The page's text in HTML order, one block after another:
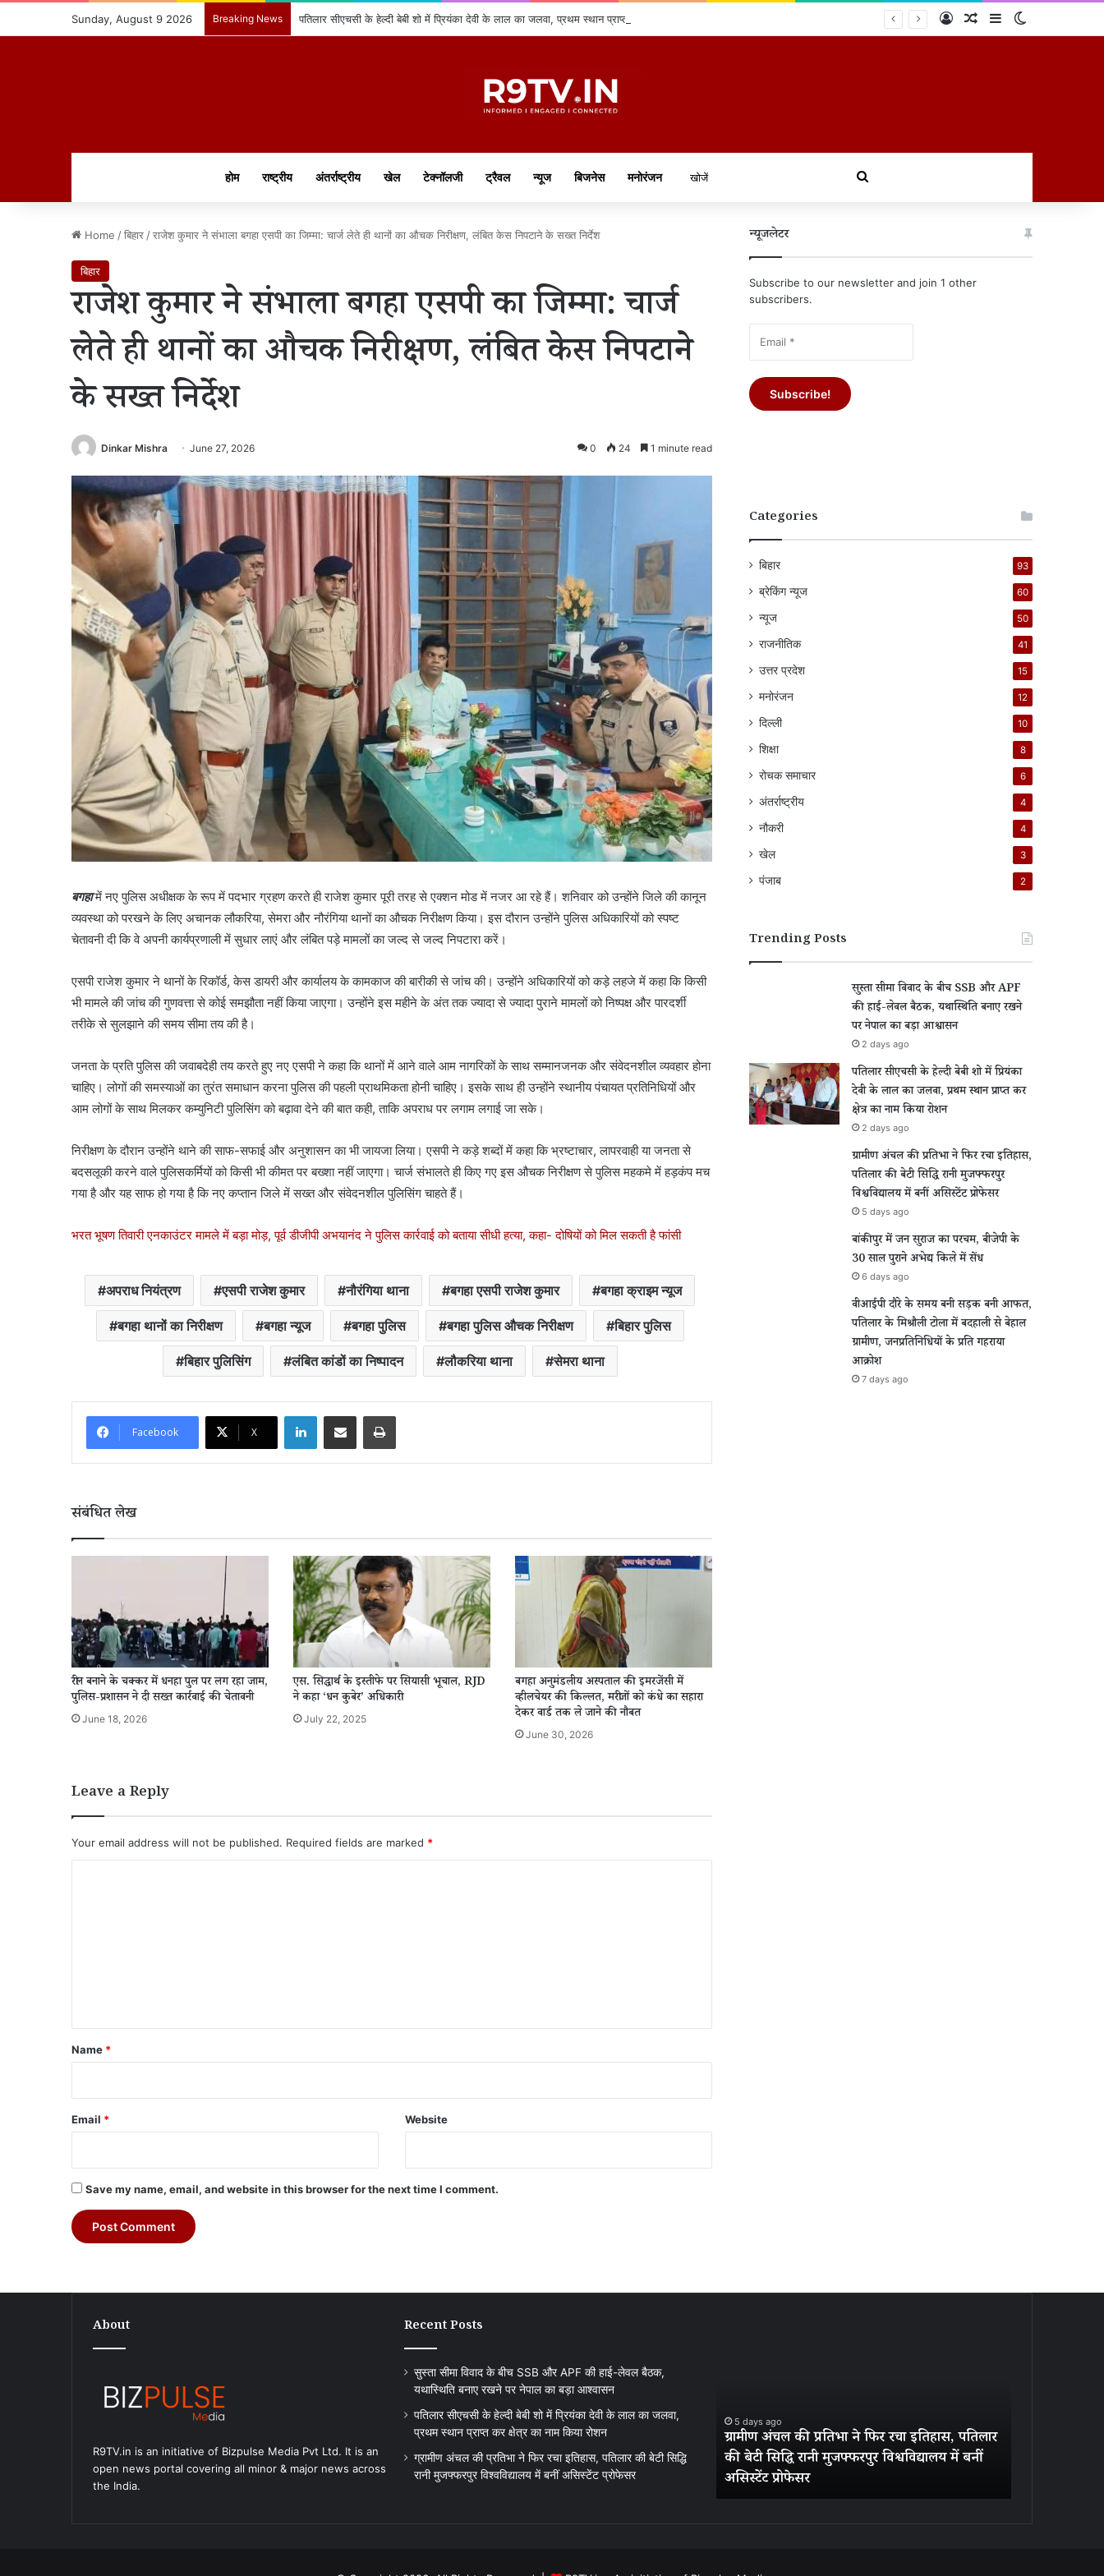
Sunday, August 9 2026 Breaking News पतिलार सीएचसी के हेल्दी बेबी शो में प्रियंका देवी के लाल का जलवा, प्रथम स्थान प्राप्त कर क्षेत्र का नाम किया रोशन Log InRandom Article
Sidebar
होम राष्ट्रीय अंतर्राष्ट्रीय खेल टेक्नॉलजी ट्रैवल न्यूज बिजनेस मनोरंजन खोजें
Home /बिहार /राजेश कुमार ने संभाला बगहा एसपी का जिम्मा: चार्ज लेते ही थानों का औचक निरीक्षण, लंबित केस निपटाने के सख्त निर्देश
बिहार
राजेश कुमार ने संभाला बगहा एसपी का जिम्मा: चार्ज
लेते ही थानों का औचक निरीक्षण, लंबित केस निपटाने
के सख्त निर्देश
Dinkar Mishra June 27, 2026 0 24 1 minute read
बगहामें नए पुलिस अधीक्षक के रूप में पदभार ग्रहण करते ही राजेश कुमार पूरी तरह से एक्शन मोड में नजर आ रहे हैं। शनिवार को उन्होंने जिले की कानून
व्यवस्था को परखने के लिए अचानक लौकरिया, सेमरा और नौरंगिया थानों का औचक निरीक्षण किया। इस दौरान उन्होंने पुलिस अधिकारियों को स्पष्ट
चेतावनी दी कि वे अपनी कार्यप्रणाली में सुधार लाएं और लंबित पड़े मामलों का जल्द से जल्द निपटारा करें।
एसपी राजेश कुमार ने थानों के रिकॉर्ड, केस डायरी और कार्यालय के कामकाज की बारीकी से जांच की। उन्होंने अधिकारियों को कड़े लहजे में कहा कि किसी
भी मामले की जांच की गुणवत्ता से कोई समझौता नहीं किया जाएगा। उन्होंने इस महीने के अंत तक ज्यादा से ज्यादा पुराने मामलों को निष्पक्ष और पारदर्शी
तरीके से सुलझाने की समय सीमा तय की है।
जनता के प्रति पुलिस की जवाबदेही तय करते हुए नए एसपी ने कहा कि थानों में आने वाले आम नागरिकों के साथ सम्मानजनक और संवेदनशील व्यवहार होना
चाहिए। लोगों की समस्याओं का तुरंत समाधान करना पुलिस की पहली प्राथमिकता होनी चाहिए। इसके साथ ही उन्होंने स्थानीय पंचायत प्रतिनिधियों और
आम लोगों के साथ मिलकर कम्युनिटी पुलिसिंग को बढ़ावा देने की बात कही, ताकि अपराध पर लगाम लगाई जा सके।
निरीक्षण के दौरान उन्होंने थाने की साफ-सफाई और अनुशासन का भी जायजा लिया। एसपी ने कड़े शब्दों में कहा कि भ्रष्टाचार, लापरवाही या जनता से
बदसलूकी करने वाले पुलिसकर्मियों को किसी भी कीमत पर बख्शा नहीं जाएगा। चार्ज संभालते ही किए गए इस औचक निरीक्षण से पुलिस महकमे में हड़कंप मच
गया है और यह साफ हो गया है कि नए कप्तान जिले में सख्त और संवेदनशील पुलिसिंग चाहते हैं।
भरत भूषण तिवारी एनकाउंटर मामले में बड़ा मोड़, पूर्व डीजीपी अभयानंद ने पुलिस कार्रवाई को बताया सीधी हत्या, कहा- दोषियों को मिल सकती है फांसी
अपराध नियंत्रण एसपी राजेश कुमार नौरंगिया थाना बगहा एसपी राजेश कुमार बगहा क्राइम न्यूज
बगहा थानों का निरीक्षण बगहा न्यूज बगहा पुलिस बगहा पुलिस औचक निरीक्षण बिहार पुलिस
बिहार पुलिसिंग लंबित कांडों का निष्पादन लौकरिया थाना सेमरा थाना
Facebook X
संबंधित लेख
रील बनाने के चक्कर में धनहा पुल पर लग रहा जाम,
पुलिस-प्रशासन ने दी सख्त कार्रवाई की चेतावनी
June 18, 2026
एस. सिद्धार्थ के इस्तीफे पर सियासी भूचाल, RJD
ने कहा ‘धन कुबेर’ अधिकारी
July 22, 2025
बगहा अनुमंडलीय अस्पताल की इमरजेंसी में
व्हीलचेयर की किल्लत, मरीजों को कंधे का सहारा
देकर वार्ड तक ले जाने की नौबत
June 30, 2026
Leave a Reply
Your email address will not be published. Required fields are marked *
*
Name *
Email * Website
Save my name, email, and website in this browser for the next time I comment.
न्यूजलेटर
Subscribe to our newsletter and join 1 other
subscribers.
Categories
बिहार 93
ब्रेकिंग न्यूज 60
न्यूज 50
राजनीतिक 41
उत्तर प्रदेश 15
मनोरंजन 12
दिल्ली 10
शिक्षा 8
रोचक समाचार 6
अंतर्राष्ट्रीय 4
नौकरी 4
खेल 3
पंजाब 2
Trending Posts
सुस्ता सीमा विवाद के बीच SSB और APF
की हाई-लेवल बैठक, यथास्थिति बनाए रखने
पर नेपाल का बड़ा आश्वासन
2 days ago
पतिलार सीएचसी के हेल्दी बेबी शो में प्रियंका
देवी के लाल का जलवा, प्रथम स्थान प्राप्त कर
क्षेत्र का नाम किया रोशन
2 days ago
ग्रामीण अंचल की प्रतिभा ने फिर रचा इतिहास,
पतिलार की बेटी सिद्धि रानी मुजफ्फरपुर
विश्वविद्यालय में बनीं असिस्टेंट प्रोफेसर
5 days ago
बांकीपुर में जन सुराज का परचम, बीजेपी के
30 साल पुराने अभेद्य किले में सेंध
6 days ago
वीआईपी दौरे के समय बनी सड़क बनी आफत,
पतिलार के मिश्रौली टोला में बदहाली से बेहाल
ग्रामीण, जनप्रतिनिधियों के प्रति गहराया
आक्रोश
7 days ago
About
R9TV.in is an initiative of Bizpulse Media Pvt Ltd. It is an
open news portal covering all minor & major news across
the India.
Recent Posts
सुस्ता सीमा विवाद के बीच SSB और APF की हाई-लेवल बैठक,
यथास्थिति बनाए रखने पर नेपाल का बड़ा आश्वासन
पतिलार सीएचसी के हेल्दी बेबी शो में प्रियंका देवी के लाल का जलवा,
प्रथम स्थान प्राप्त कर क्षेत्र का नाम किया रोशन
ग्रामीण अंचल की प्रतिभा ने फिर रचा इतिहास, पतिलार की बेटी सिद्धि
रानी मुजफ्फरपुर विश्वविद्यालय में बनीं असिस्टेंट प्रोफेसर
सुस्ता
बीच
SSB
APF
की
हाई-
लेवल बैठक, यथास्थिति बनाए रखने पर नेपाल का बड़ा
आश्वासन
पतिलार
हेल्दी
बेबी
शो
में
देवी
के
2 days ago
पतिलार सीएचसी के हेल्दी बेबी शो में प्रियंका देवी के
लाल का जलवा, प्रथम स्थान प्राप्त कर क्षेत्र का नाम
किया रोशन
रचा
इतिहास,
पतिलार
की
बेटी
5 days ago
ग्रामीण अंचल की प्रतिभा ने फिर रचा इतिहास, पतिलार
की बेटी सिद्धि रानी मुजफ्फरपुर विश्वविद्यालय में बनीं
असिस्टेंट प्रोफेसर